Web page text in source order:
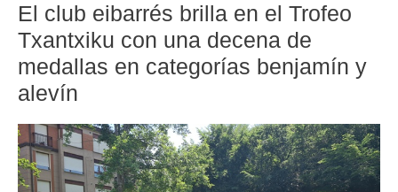
El club eibarrés brilla en el Trofeo
Txantxiku con una decena de
medallas en categorías benjamín y
alevín